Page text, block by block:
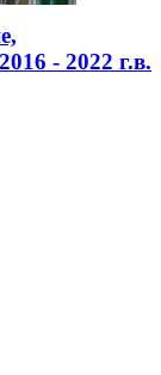
- 2022 г.в.